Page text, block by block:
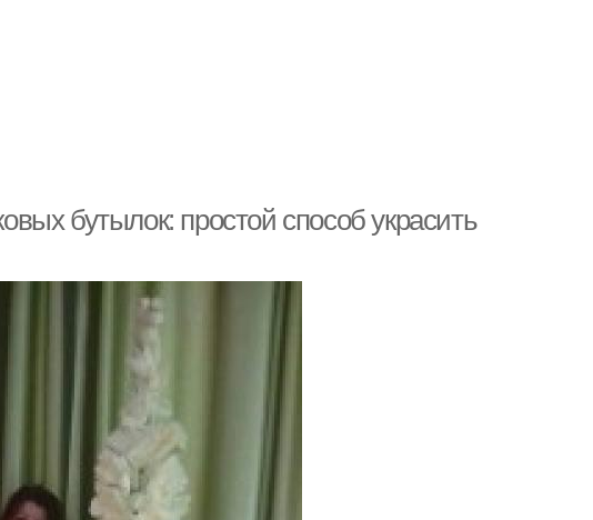
бутылок: простой способ украсить